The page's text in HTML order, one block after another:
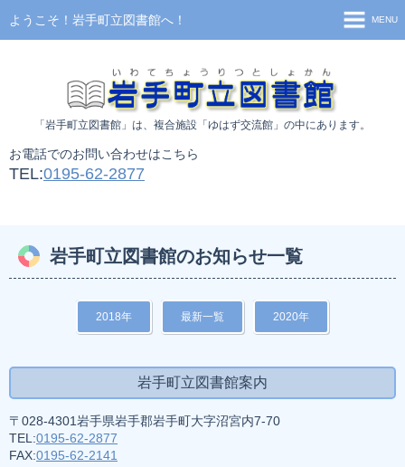
ようこそ！岩手町立図書館へ！
「岩手町立図書館」 は、複合施設「ゆはず交流館」の中にあります。
お電話でのお問い合わせはこちら
TEL:0195-62-2877
MENU
お知らせ
利用案内
施設案内
貸出ランキング
岩手町立図書館のお知らせ一覧
2018年 最新一覧 2020年
岩手町立図書館案内
〒028-4301岩手県岩手郡岩手町大字沼宮内7-70
TEL:0195-62-2877
FAX:0195-62-2141